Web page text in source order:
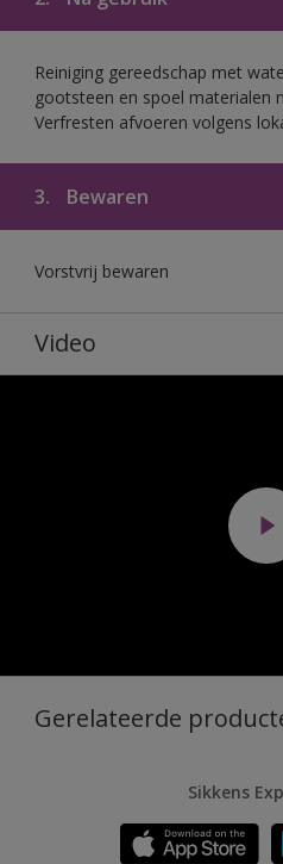
Reiniging gereedschap met
gootsteen en spoel materialen
Verfresten afvoeren volgens
3. Bewaren
Vorstvrij bewaren
Video
Gerelateerde
Sikkens